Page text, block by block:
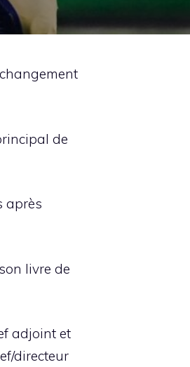
de
après
livre de
adjoint et
directeur